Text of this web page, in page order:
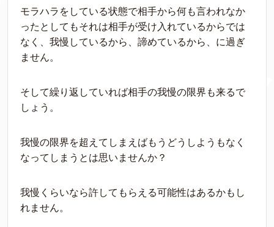
モラハラをしている状態で相手から何も言われなか
ったとしてもそれは相手が受け入れているからでは
なく、我慢しているから、諦めているから、に過ぎ
ません。
そして繰り返していれば相手の我慢の限界も来るで
しょう。
我慢の限界を超えてしまえばもうどうしようもなく
なってしまうとは思いませんか？
我慢くらいなら許してもらえる可能性はあるかもし
れません。